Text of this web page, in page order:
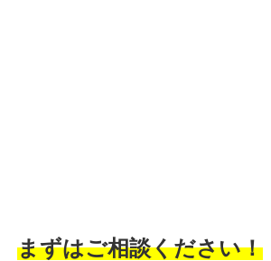
まずはご相談ください！